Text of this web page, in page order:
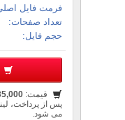
فرمت فایل
تعداد صفحات:
حجم فایل:
قیمت: 35,000
پس از پرداخت،
می شود.